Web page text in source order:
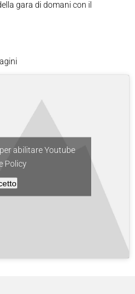
gara di domani con il
abilitare Youtube
Policy